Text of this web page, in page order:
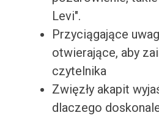
Levi".
Przyciągające
otwierające, aby
czytelnika
Zwięzły akapit
dlaczego